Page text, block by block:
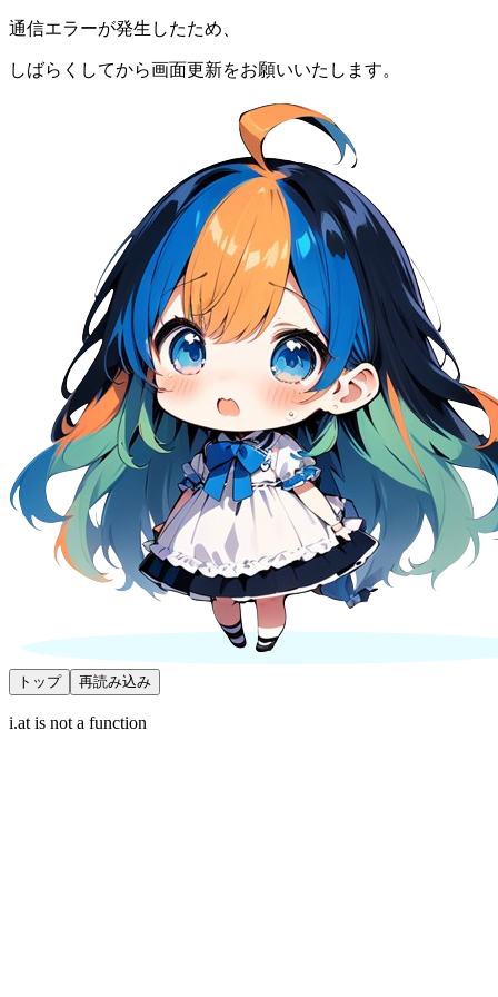
通信エラーが発生したため、
しばらくしてから画面更新をお願いいたします。
トップ 再読み込み
i.at is not a function